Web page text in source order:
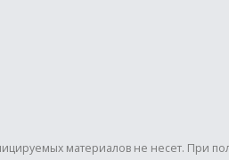
материалов не несет. При